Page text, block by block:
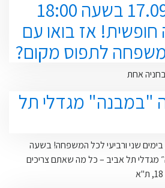
שלישי, ה- 17.09.19 בשעה 18:00
חופשית! אז בואו עם
לתפוס מקום?
אחת
"במבנה" מגדלי תל
בימים שני ורביעי לכל המשפחה! בשעה
מגדלי תל אביב – כל מה שאתם צריכים